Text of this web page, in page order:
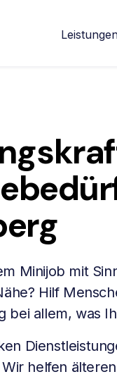
Minijob mit
Hilf
bei allem, was
helfen